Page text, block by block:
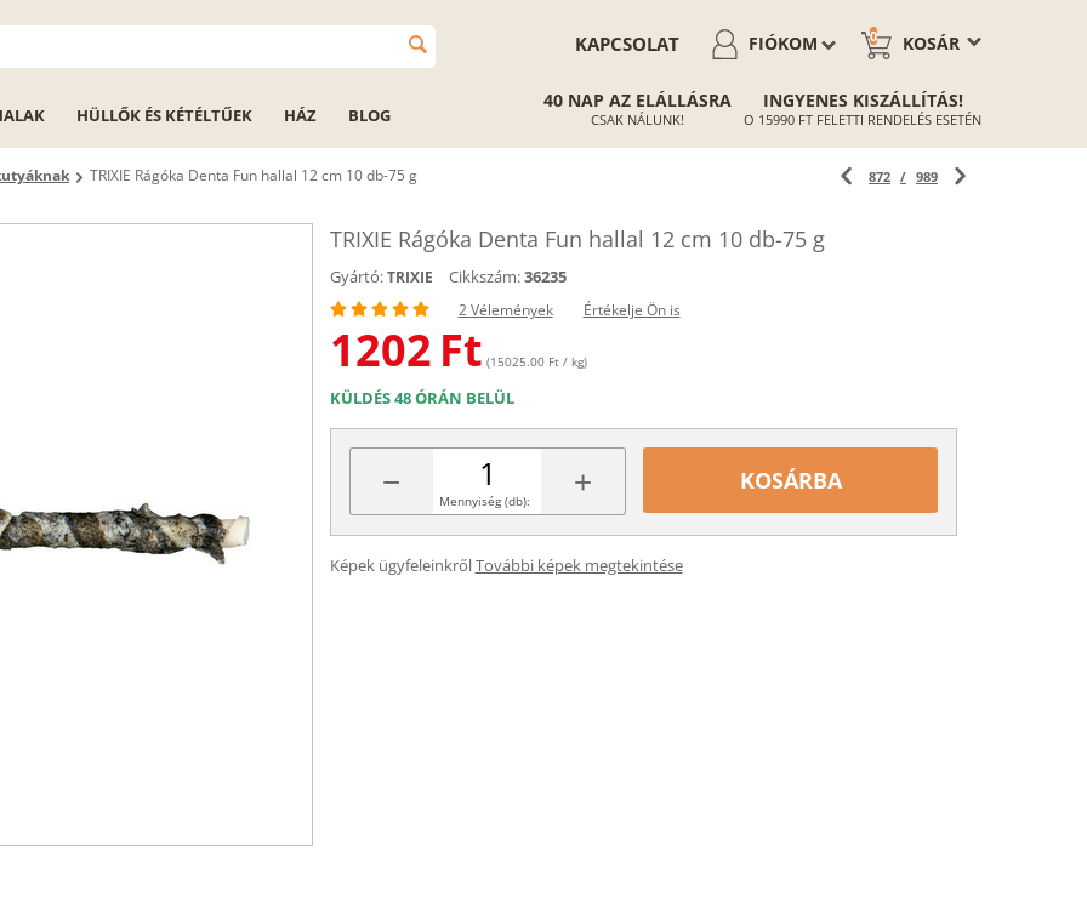
KOSÁR
0
FIÓKOM
KAPCSOLAT
HÜLLŐK ÉS KÉTÉLTŰEK HÁZ BLOG
40 NAP AZ ELÁLLÁSRA
CSAK NÁLUNK!
INGYENES KISZÁLLÍTÁS!
O 15990 FT FELETTI RENDELÉS ESETÉN
TRIXIE Rágóka Denta Fun hallal 12 cm 10 db-75 g 872 / 989
TRIXIE Rágóka Denta Fun hallal 12 cm 10 db-75 g
Gyártó: TRIXIE Cikkszám:36235
2 Vélemények Értékelje Ön is
1202 Ft (15025.00 Ft / kg)
KÜLDÉS 48 ÓRÁN BELÜL
− +
Mennyiség (db):
KOSÁRBA
Képek ügyfeleinkrőlTovábbi képek megtekintése